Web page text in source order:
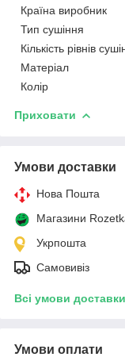
Країна виробник
Тип сушіння
Кількість рівнів
Матеріал
Колір
Приховати
Умови доставки
Нова Пошта
Магазини
Укрпошта
Самовивіз
Всі умови доставки
Умови оплати